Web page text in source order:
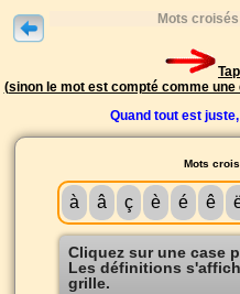
Mots
(sinon le mot est compté comme
Quand tout est
Mots
à â ç è é ê
Cliquez sur une case
Les définitions
grille.